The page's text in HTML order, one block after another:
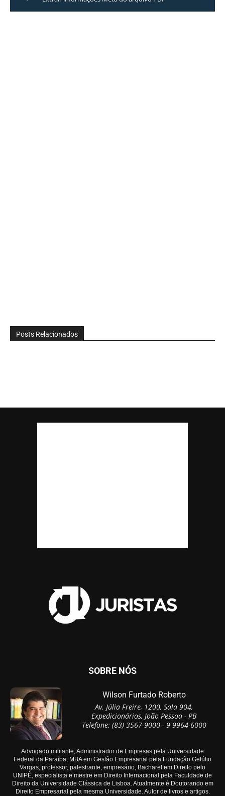
Posts Relacionados
SOBRE NÓS
Wilson Furtado Roberto
Av. Júlia Freire, 1200, Sala 904,
Expedicionários, João Pessoa - PB
Telefone: (83) 3567-9000 - 9 9964-6000
Advogado militante, Administrador de Empresas pela Universidade
Federal da Paraíba, MBA em Gestão Empresarial pela Fundação Getúlio
Vargas, professor, palestrante, empresário, Bacharel em Direito pelo
UNIPÊ, especialista e mestre em Direito Internacional pela Faculdade de
Direito da Universidade Clássica de Lisboa. Atualmente é Doutorando em
Direito Empresarial pela mesma Universidade. Autor de livros e artigos.